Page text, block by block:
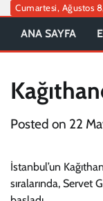
Skip
content
Cumartesi, Ağustos
ANA SAYFA
Posted on 22
İstanbul’un
sıralarında, Servet